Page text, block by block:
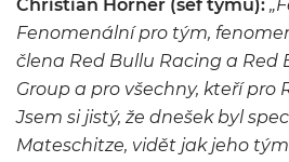
Christian Horner (šéf týmu):
Fenomenální pro tým,
člena Red Bullu Racing a Red
Group a pro všechny, kteří pro
Jsem si jistý, že dnešek byl
Mateschitze, vidět jak jeho